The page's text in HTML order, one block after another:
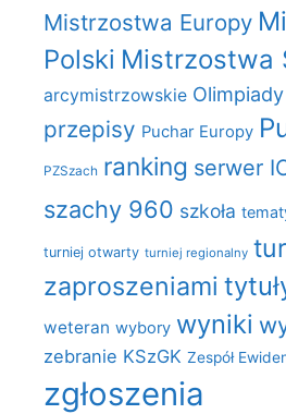
Mistrzostwa Europy
Polski Mistrzostwa
arcymistrzowskie Olimpiady
przepisy Puchar Europy
PZSzach ranking serwer
szachy 960 szkoła
turniej otwarty turniej regionalny
zaproszeniami
weteran wybory wyniki
zebranie KSzGK Zespół
zgłoszenia